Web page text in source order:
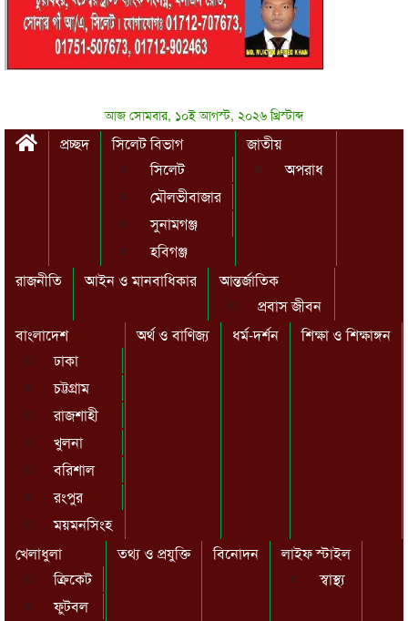
আজ সোমবার, ১০ই আগস্ট, ২০২৬ খ্রিস্টাব্দ
প্রচ্ছদ
সিলেট বিভাগ
সিলেট
মৌলভীবাজার
সুনামগঞ্জ
হবিগঞ্জ
জাতীয়
অপরাধ
রাজনীতি আইন ও মানবাধিকার
আন্তর্জাতিক
প্রবাস জীবন
বাংলাদেশ
ঢাকা
চট্টগ্রাম
রাজশাহী
খুলনা
বরিশাল
রংপুর
ময়মনসিংহ
অর্থ ও বাণিজ্য ধর্ম-দর্শন শিক্ষা ও শিক্ষাঙ্গন
খেলাধুলা
ক্রিকেট
ফুটবল
তথ্য ও প্রযুক্তি বিনোদন
লাইফ স্টাইল
স্বাস্থ্য